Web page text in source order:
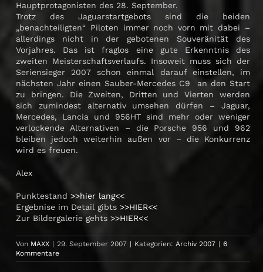
Hauptprotagonisten des 28. September.
Trotz des Jaguarstartgebots sind die beiden
„benachteiligten“ Piloten immer noch vorn mit dabei –
allerdings nicht in der gebotenen Souveränität des
Vorjahres. Das ist fraglos eine gute Erkenntnis des
zweiten Meisterschaftsverlaufs. Insoweit muss sich der
Seriensieger 2007 schon einmal darauf einstellen, im
nächsten Jahr einen Sauber-Mercedes C9 an den Start
zu bringen. Die Zweiten, Dritten und Vierten werden
sich zumindest alternativ umsehen dürfen – Jaguar,
Mercedes, Lancia und 956HT sind mehr oder weniger
verlockende Alternativen – die Porsche 956 und 962
bleiben jedoch weiterhin außen vor – die Konkurrenz
wird es freuen.
Alex
Punktestand>>hier lang<<
Ergebnise im Detail gibts>>HIER<<
Zur Bildergalerie gehts>>HIER<<
Von MAXX | 29. September 2007 | Kategorien:Archiv 2007 | 6
Kommentare